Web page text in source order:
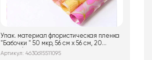
Упак. материал флористическая пленка
"Бабочки " 50 мкр, 56 см х 56 см, 20
листов/упак., фуксия
Артикул: 4630615511095